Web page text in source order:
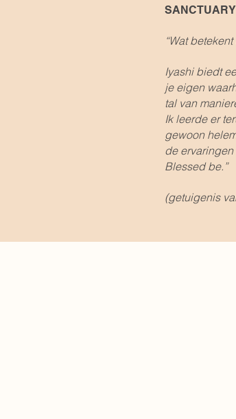
SANCTUARY
“Wat
Iyashi biedt
je eigen
tal van
Ik leerde er
gewoon
de
Blessed be.”
(getuigenis